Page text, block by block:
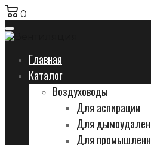
0
Главная
Каталог
Воздуховоды
Для аспирации
Для
Для